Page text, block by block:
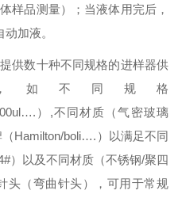
样品测量）；当液体用完后，
加液。
供数十种不同规格的进样器供
如不同规格
）,不同材质（气密玻璃
Hamilton/boli….）以满足不同
）以及不同材质（不锈钢/聚四
头（弯曲针头），可用于常规